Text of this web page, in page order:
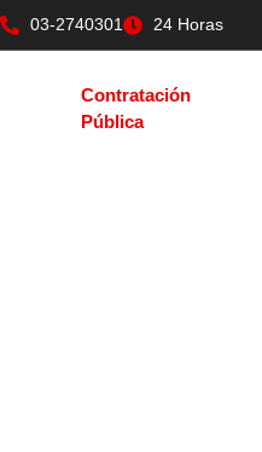
03-2740301 24 Horas
Contratación
Pública